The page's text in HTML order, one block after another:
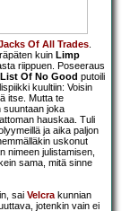
Of All Trades.
kuin Limp
riippuen. Poseeraus
Of No Good putoili
kuultiin: Voisin
itse. Mutta te
suuntaan joka
hauskaa. Tuli
ja aika paljon
uskonut
nimeen julistamisen,
sama, mitä sinne
sai Velcrakunnian
jotenkin vain ei